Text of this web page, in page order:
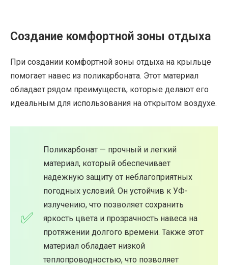
Создание комфортной зоны отдыха
При создании комфортной зоны отдыха на крыльце
помогает навес из поликарбоната. Этот материал
обладает рядом преимуществ, которые делают его
идеальным для использования на открытом воздухе.
Поликарбонат — прочный и легкий
материал, который обеспечивает
надежную защиту от неблагоприятных
погодных условий. Он устойчив к УФ-
излучению, что позволяет сохранить
яркость цвета и прозрачность навеса на
протяжении долгого времени. Также этот
материал обладает низкой
теплопроводностью, что позволяет